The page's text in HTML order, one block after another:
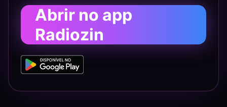
Abrir no app
Radiozin